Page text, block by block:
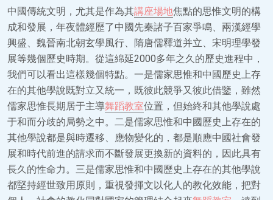
中國傳統文明，尤其是作為其講座場地焦點的思惟文明的構
成和發展，年夜體經歷了中國先秦諸子百家爭鳴、兩漢經學
興盛、魏晉南北朝玄學風行、隋唐儒釋道并立、宋明理學發
展等幾個歷史時期。從這綿延2000多年之久的歷史進程中，
我們可以看出這樣幾個特點。一是儒家思惟和中國歷史上存
在的其他學說既對立又統一，既彼此競爭又彼此借鑒，雖然
儒家思惟長期居于主導舞蹈教室位置，但始終和其他學說處
于和而分歧的局勢之中。二是儒家思惟和中國歷史上存在的
其他學說都是與時遷移、應物變化的，都是順應中國社會發
展和時代前進的請求而不斷發展更換新的資料的，因此具有
長久的性命力。三是儒家思惟和中國歷史上存在的其他學說
都堅持經世致用原則，重視發揮文以化人的教化效能，把對